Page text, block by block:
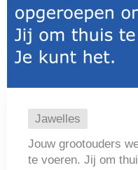
Jawelles
Jouw grootouders
te voeren. Jij om